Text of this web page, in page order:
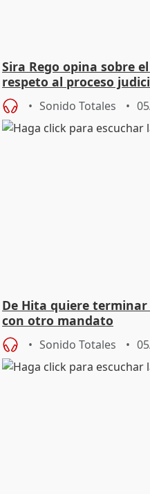
Sira Rego opina sobre
respeto al proceso
Sonido Totales
De Hita quiere terminar
con otro mandato
Sonido Totales